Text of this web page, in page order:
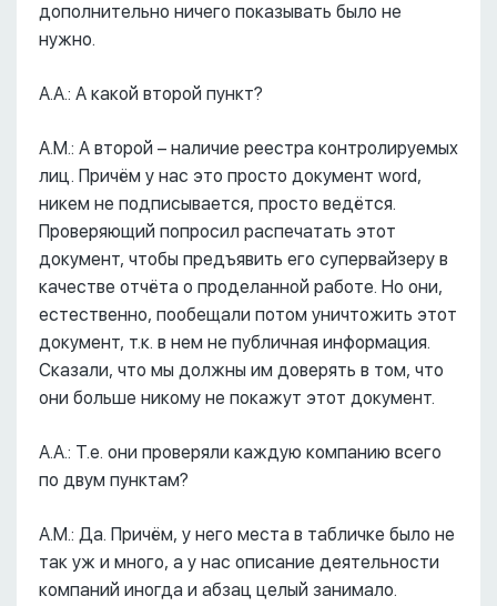
дополнительно ничего показывать было не
нужно.
А.А.: А какой второй пункт?
А.М.: А второй – наличие реестра контролируемых
лиц. Причём у нас это просто документ word,
никем не подписывается, просто ведётся.
Проверяющий попросил распечатать этот
документ, чтобы предъявить его супервайзеру в
качестве отчёта о проделанной работе. Но они,
естественно, пообещали потом уничтожить этот
документ, т.к. в нем не публичная информация.
Сказали, что мы должны им доверять в том, что
они больше никому не покажут этот документ.
А.А.: Т.е. они проверяли каждую компанию всего
по двум пунктам?
А.М.: Да. Причём, у него места в табличке было не
так уж и много, а у нас описание деятельности
компаний иногда и абзац целый занимало.